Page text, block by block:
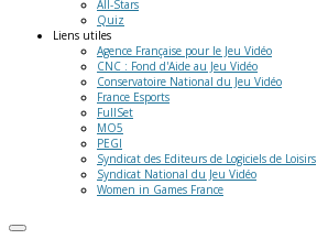
All-Stars
Quiz
Liens utiles
Agence Française pour le Jeu Vidéo
CNC : Fond d'Aide au Jeu Vidéo
Conservatoire National du Jeu Vidéo
France Esports
FullSet
MO5
PEGI
Syndicat des Editeurs de Logiciels de Loisirs
Syndicat National du Jeu Vidéo
Women in Games France